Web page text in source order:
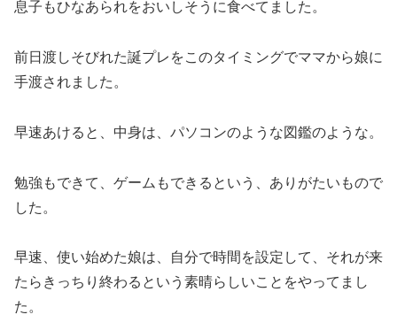
息子もひなあられをおいしそうに食べてました。
前日渡しそびれた誕プレをこのタイミングでママから娘に
手渡されました。
早速あけると、中身は、パソコンのような図鑑のような。
勉強もできて、ゲームもできるという、ありがたいもので
した。
早速、使い始めた娘は、自分で時間を設定して、それが来
たらきっちり終わるという素晴らしいことをやってまし
た。